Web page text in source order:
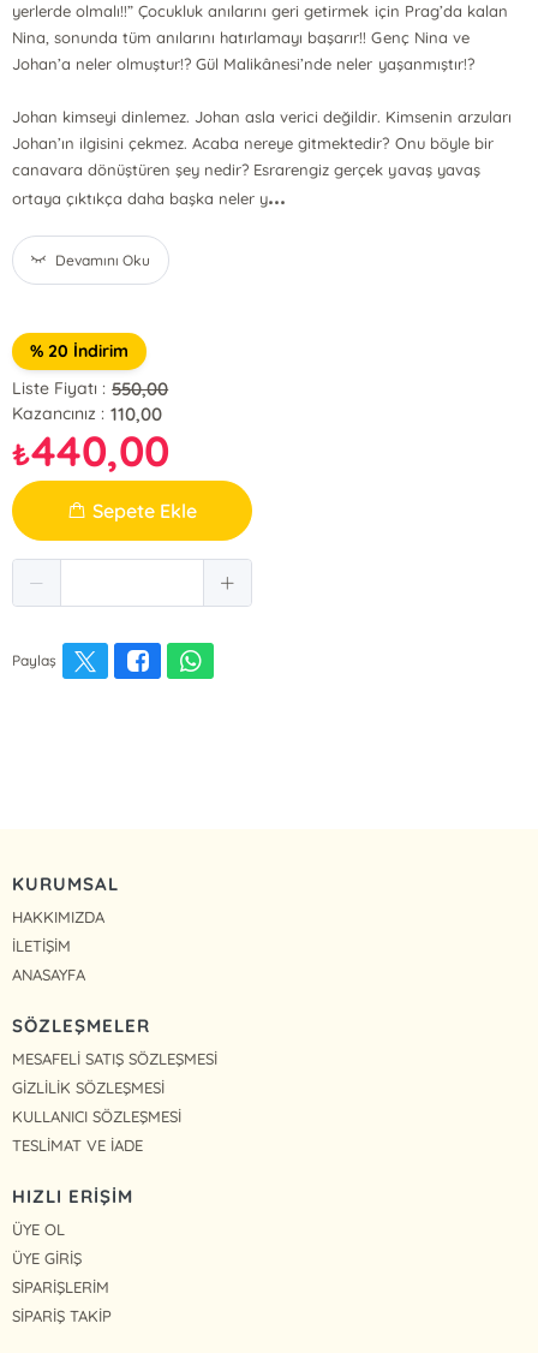
yerlerde olmalı!!” Çocukluk anılarını geri getirmek için Prag’da kalan
Nina, sonunda tüm anılarını hatırlamayı başarır!! Genç Nina ve
Johan’a neler olmuştur!? Gül Malikânesi’nde neler yaşanmıştır!?
Johan kimseyi dinlemez. Johan asla verici değildir. Kimsenin arzuları
Johan’ın ilgisini çekmez. Acaba nereye gitmektedir? Onu böyle bir
canavara dönüştüren şey nedir? Esrarengiz gerçek yavaş yavaş
ortaya çıktıkça daha başka neler y...
Devamını Oku
% 20 İndirim
Liste Fiyatı : 550,00
Kazancınız : 110,00
₺440,00
Sepete Ekle
Paylaş
KURUMSAL
HAKKIMIZDA
İLETİŞİM
ANASAYFA
SÖZLEŞMELER
MESAFELİ SATIŞ SÖZLEŞMESİ
GİZLİLİK SÖZLEŞMESİ
KULLANICI SÖZLEŞMESİ
TESLİMAT VE İADE
HIZLI ERİŞİM
ÜYE OL
ÜYE GİRİŞ
SİPARİŞLERİM
SİPARİŞ TAKİP